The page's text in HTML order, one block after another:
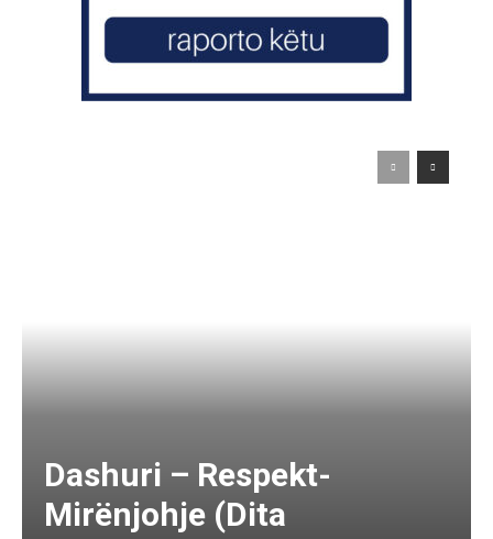
Dashuri – Respekt-
Mirënjohje (Dita